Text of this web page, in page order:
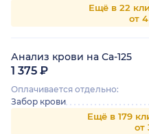
Ещё в 22
от
Анализ крови на Са-125
1 375 ₽
Оплачивается отдельно:
Забор крови
Ещё в 179
от